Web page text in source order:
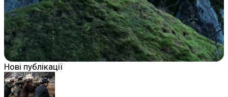
Нові публікації